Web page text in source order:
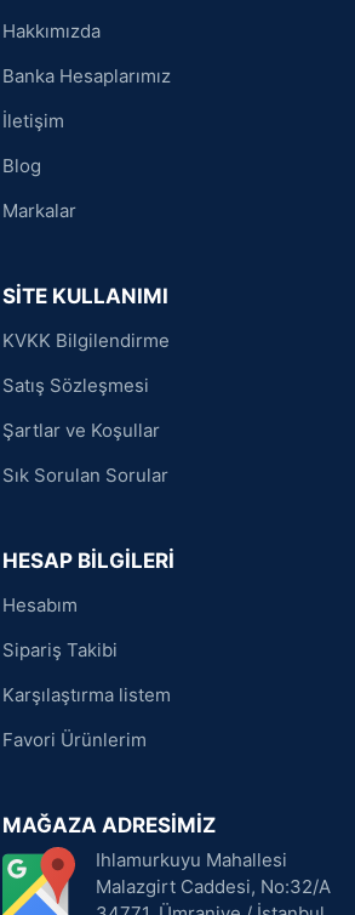
Hakkımızda
Banka Hesaplarımız
İletişim
Blog
Markalar
SİTE KULLANIMI
KVKK Bilgilendirme
Satış Sözleşmesi
Şartlar ve Koşullar
Sık Sorulan Sorular
HESAP BİLGİLERİ
Hesabım
Sipariş Takibi
Karşılaştırma listem
Favori Ürünlerim
MAĞAZA ADRESİMİZ
Ihlamurkuyu Mahallesi
Malazgirt Caddesi, No:32/A